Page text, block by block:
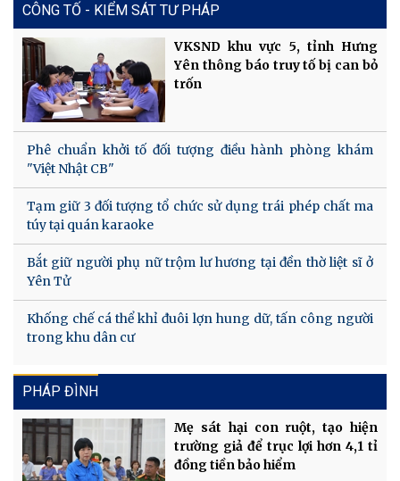
CÔNG TỐ - KIỂM SÁT TƯ PHÁP
VKSND khu vực 5, tỉnh Hưng
Yên thông báo truy tố bị can bỏ
trốn
Phê chuẩn khởi tố đối tượng điều hành phòng khám
"Việt Nhật CB"
Tạm giữ 3 đối tượng tổ chức sử dụng trái phép chất ma
túy tại quán karaoke
Bắt giữ người phụ nữ trộm lư hương tại đền thờ liệt sĩ ở
Yên Tử
Khống chế cá thể khỉ đuôi lợn hung dữ, tấn công người
trong khu dân cư
PHÁP ĐÌNH
Mẹ sát hại con ruột, tạo hiện
trường giả để trục lợi hơn 4,1 tỉ
đồng tiền bảo hiểm